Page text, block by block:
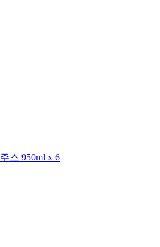
스 950ml x 6